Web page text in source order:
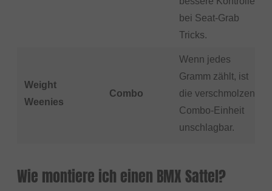
bei Seat-Grab
Tricks.
Weight
Weenies
Combo
Wenn jedes
Gramm zählt, ist
die verschmolzene
Combo-Einheit
unschlagbar.
Wie montiere ich einen BMX Sattel?